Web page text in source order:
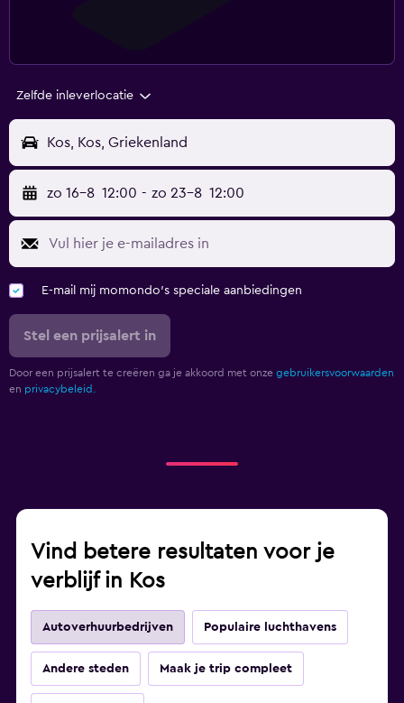
Zelfde inleverlocatie
Kos, Kos, Griekenland
zo 16-8 12:00 - zo 23-8 12:00
E-mail mij momondo's speciale aanbiedingen
Stel een prijsalert in
Door een prijsalert te creëren ga je akkoord met onze gebruikersvoorwaarden
en privacybeleid.
Vind betere resultaten voor je
verblijf in Kos
Autoverhuurbedrijven Populaire luchthavens
Andere steden Maak je trip compleet